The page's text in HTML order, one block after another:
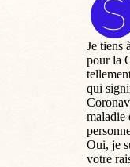
Je tiens
pour la
qui
maladie
Oui, je
votre